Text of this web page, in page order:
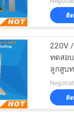
งทดสอบ
กระแท
ติ
220V
ทดสอบ
ลูกสูบ
ติ